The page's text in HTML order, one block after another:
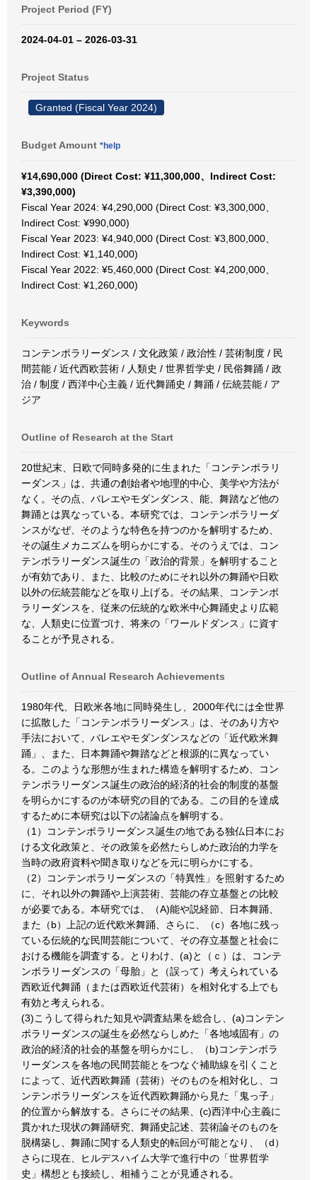
Project Period (FY)
2024-04-01 – 2026-03-31
Project Status
Granted (Fiscal Year 2024)
Budget Amount *help
¥14,690,000 (Direct Cost: ¥11,300,000、Indirect Cost:
¥3,390,000)
Fiscal Year 2024: ¥4,290,000 (Direct Cost: ¥3,300,000、
Indirect Cost: ¥990,000)
Fiscal Year 2023: ¥4,940,000 (Direct Cost: ¥3,800,000、
Indirect Cost: ¥1,140,000)
Fiscal Year 2022: ¥5,460,000 (Direct Cost: ¥4,200,000、
Indirect Cost: ¥1,260,000)
Keywords
コンテンポラリーダンス / 文化政策 / 政治性 / 芸術制度 / 民
間芸能 / 近代西欧芸術 / 人類史 / 世界哲学史 / 民俗舞踊 / 政
治 / 制度 / 西洋中心主義 / 近代舞踊史 / 舞踊 / 伝統芸能 / ア
ジア
Outline of Research at the Start
20世紀末、日欧で同時多発的に生まれた「コンテンポラリ
ーダンス」は、共通の創始者や地理的中心、美学や方法が
なく。その点、バレエやモダンダンス、能、舞踏など他の
舞踊とは異なっている。本研究では、コンテンポラリーダ
ンスがなぜ、そのような特色を持つのかを解明するため、
その誕生メカニズムを明らかにする。そのうえでは、コン
テンポラリーダンス誕生の「政治的背景」を解明すること
が有効であり、また、比較のためにそれ以外の舞踊や日欧
以外の伝統芸能などを取り上げる。その結果、コンテンポ
ラリーダンスを、従来の伝統的な欧米中心舞踊史より広範
な、人類史に位置づけ、将来の「ワールドダンス」に資す
ることが予見される。
Outline of Annual Research Achievements
1980年代、日欧米各地に同時発生し、2000年代には全世界
に拡散した「コンテンポラリーダンス」は、そのあり方や
手法において、バレエやモダンダンスなどの「近代欧米舞
踊」、また、日本舞踊や舞踏などと根源的に異なってい
る。このような形態が生まれた構造を解明するため、コン
テンポラリーダンス誕生の政治的経済的社会的制度的基盤
を明らかにするのが本研究の目的である。この目的を達成
するために本研究は以下の諸論点を解明する。
（1）コンテンポラリーダンス誕生の地である独仏日本にお
ける文化政策と、その政策を必然たらしめた政治的力学を
当時の政府資料や聞き取りなどを元に明らかにする。
（2）コンテンポラリーダンスの「特異性」を照射するため
に、それ以外の舞踊や上演芸術、芸能の存立基盤との比較
が必要である。本研究では、（A)能や説経節、日本舞踊、
また（b）上記の近代欧米舞踊、さらに、（c）各地に残っ
ている伝統的な民間芸能について、その存立基盤と社会に
おける機能を調査する。とりわけ、(a)と（ｃ）は、コンテ
ンポラリーダンスの「母胎」と（誤って）考えられている
西欧近代舞踊（または西欧近代芸術）を相対化する上でも
有効と考えられる。
(3)こうして得られた知見や調査結果を総合し、(a)コンテン
ポラリーダンスの誕生を必然ならしめた「各地域固有」の
政治的経済的社会的基盤を明らかにし、（b)コンテンポラ
リーダンスを各地の民間芸能とをつなぐ補助線を引くこと
によって、近代西欧舞踊（芸術）そのものを相対化し、コ
ンテンポラリーダンスを近代西欧舞踊から見た「鬼っ子」
的位置から解放する。さらにその結果、(c)西洋中心主義に
貫かれた現状の舞踊研究、舞踊史記述、芸術論そのものを
脱構築し、舞踊に関する人類史的転回が可能となり、（d）
さらに現在、ヒルデスハイム大学で進行中の「世界哲学
史」構想とも接続し、相補うことが見通される。